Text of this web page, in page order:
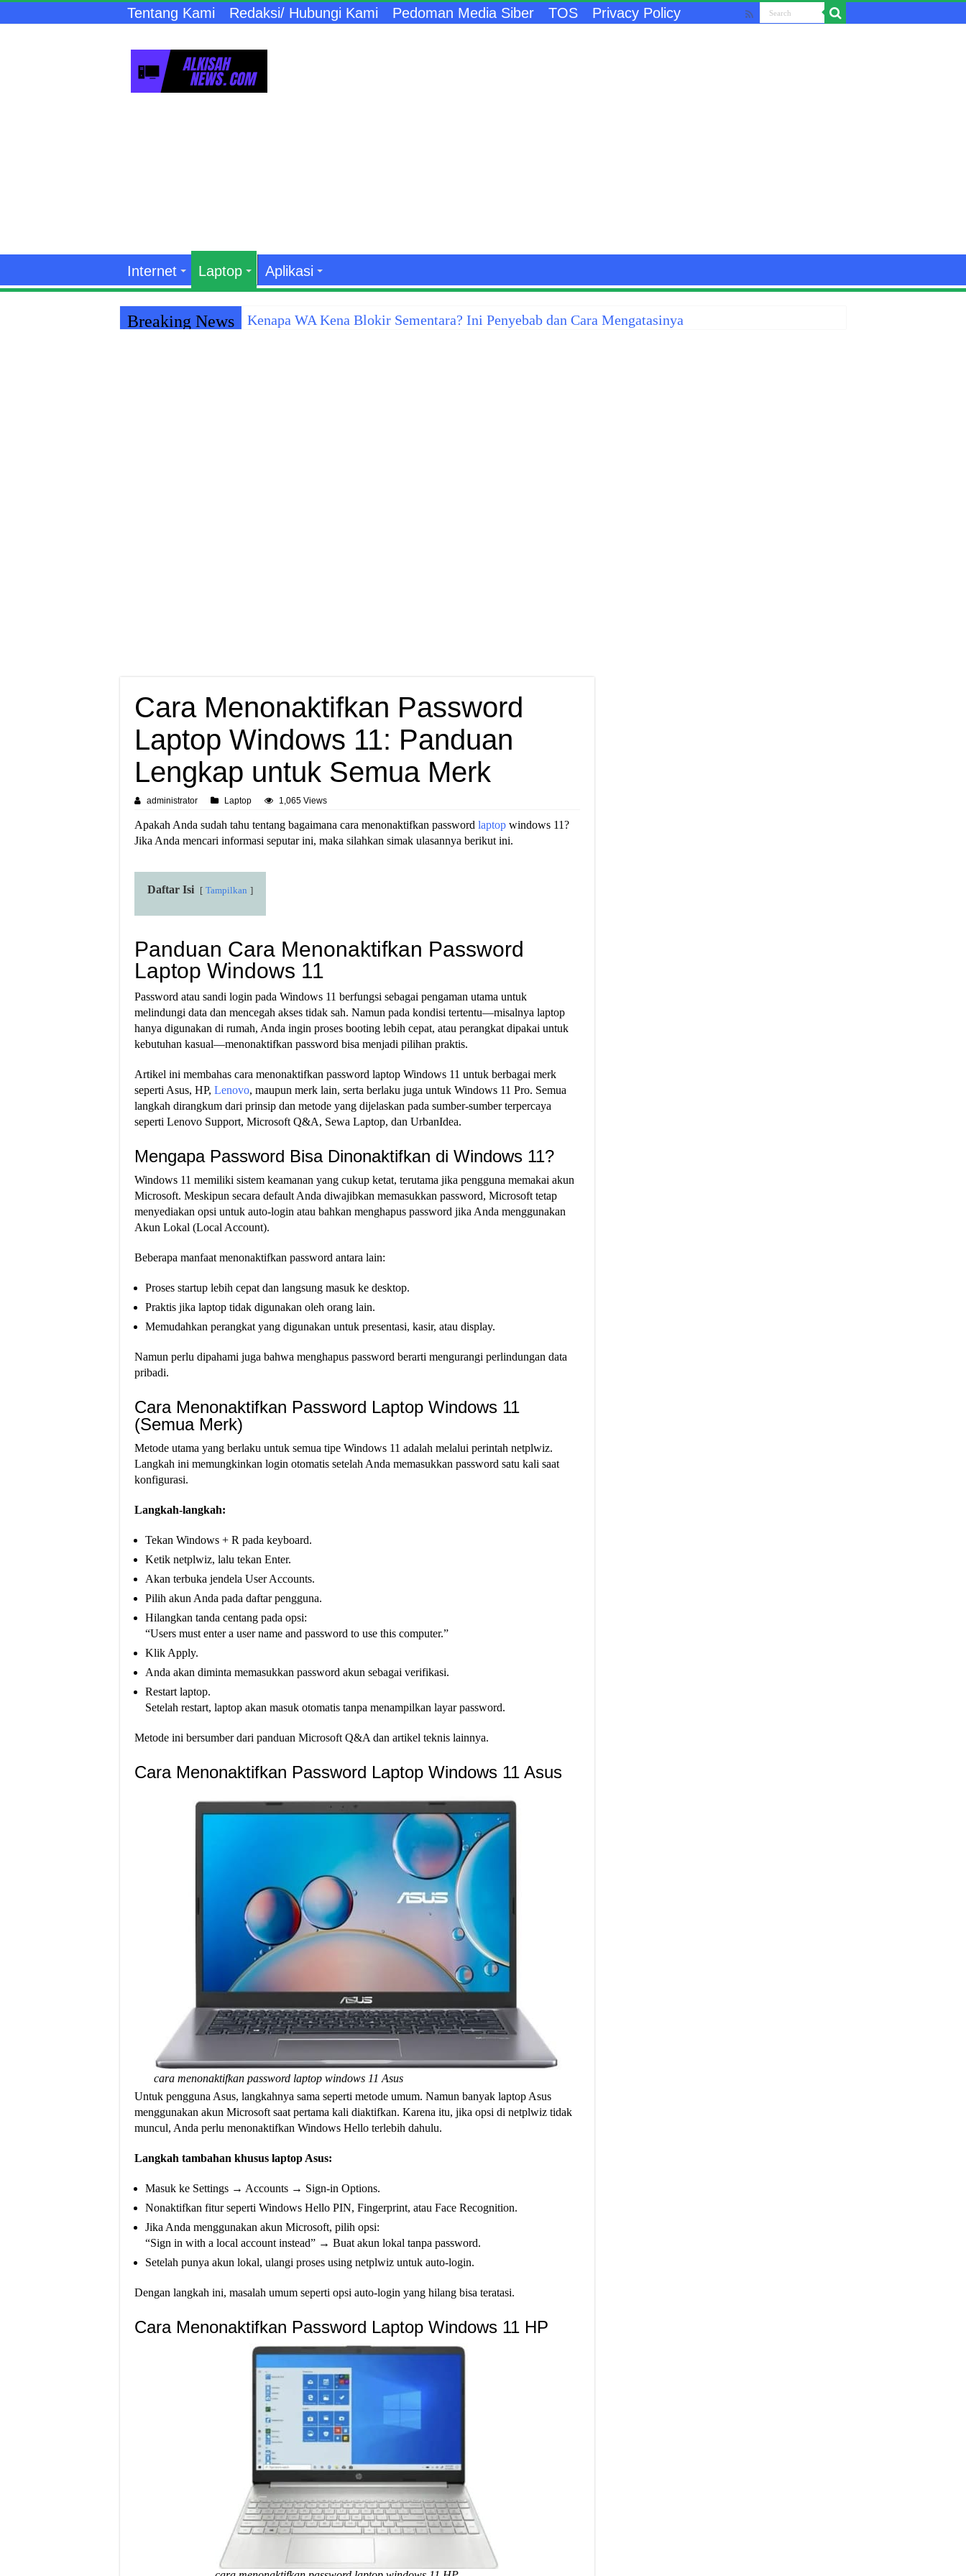
Tentang Kami Redaksi/ Hubungi Kami Pedoman Media Siber TOS Privacy Policy
Internet Laptop Aplikasi
Breaking News Kenapa WA Kena Blokir Sementara? Ini Penyebab dan Cara Mengatasinya
Cara Menonaktifkan Password
Laptop Windows 11: Panduan
Lengkap untuk Semua Merk
administrator Laptop 1,065 Views
Apakah Anda sudah tahu tentang bagaimana cara menonaktifkan password laptop windows 11?
Jika Anda mencari informasi seputar ini, maka silahkan simak ulasannya berikut ini.
Daftar Isi Tampilkan
Panduan Cara Menonaktifkan Password
Laptop Windows 11
Password atau sandi login pada Windows 11 berfungsi sebagai pengaman utama untuk
melindungi data dan mencegah akses tidak sah. Namun pada kondisi tertentu—misalnya laptop
hanya digunakan di rumah, Anda ingin proses booting lebih cepat, atau perangkat dipakai untuk
kebutuhan kasual—menonaktifkan password bisa menjadi pilihan praktis.
Artikel ini membahas cara menonaktifkan password laptop Windows 11 untuk berbagai merk
seperti Asus, HP, Lenovo, maupun merk lain, serta berlaku juga untuk Windows 11 Pro. Semua
langkah dirangkum dari prinsip dan metode yang dijelaskan pada sumber-sumber terpercaya
seperti Lenovo Support, Microsoft Q&A, Sewa Laptop, dan UrbanIdea.
Mengapa Password Bisa Dinonaktifkan di Windows 11?
Windows 11 memiliki sistem keamanan yang cukup ketat, terutama jika pengguna memakai akun
Microsoft. Meskipun secara default Anda diwajibkan memasukkan password, Microsoft tetap
menyediakan opsi untuk auto-login atau bahkan menghapus password jika Anda menggunakan
Akun Lokal (Local Account).
Beberapa manfaat menonaktifkan password antara lain:
Proses startup lebih cepat dan langsung masuk ke desktop.
Praktis jika laptop tidak digunakan oleh orang lain.
Memudahkan perangkat yang digunakan untuk presentasi, kasir, atau display.
Namun perlu dipahami juga bahwa menghapus password berarti mengurangi perlindungan data
pribadi.
Cara Menonaktifkan Password Laptop Windows 11
(Semua Merk)
Metode utama yang berlaku untuk semua tipe Windows 11 adalah melalui perintah netplwiz.
Langkah ini memungkinkan login otomatis setelah Anda memasukkan password satu kali saat
konfigurasi.
Langkah-langkah:
Tekan Windows + R pada keyboard.
Ketik netplwiz, lalu tekan Enter.
Akan terbuka jendela User Accounts.
Pilih akun Anda pada daftar pengguna.
Hilangkan tanda centang pada opsi:
“Users must enter a user name and password to use this computer.”
Klik Apply.
Anda akan diminta memasukkan password akun sebagai verifikasi.
Restart laptop.
Setelah restart, laptop akan masuk otomatis tanpa menampilkan layar password.
Metode ini bersumber dari panduan Microsoft Q&A dan artikel teknis lainnya.
Cara Menonaktifkan Password Laptop Windows 11 Asus
cara menonaktifkan password laptop windows 11 Asus
Untuk pengguna Asus, langkahnya sama seperti metode umum. Namun banyak laptop Asus
menggunakan akun Microsoft saat pertama kali diaktifkan. Karena itu, jika opsi di netplwiz tidak
muncul, Anda perlu menonaktifkan Windows Hello terlebih dahulu.
Langkah tambahan khusus laptop Asus:
Masuk ke Settings → Accounts → Sign-in Options.
Nonaktifkan fitur seperti Windows Hello PIN, Fingerprint, atau Face Recognition.
Jika Anda menggunakan akun Microsoft, pilih opsi:
“Sign in with a local account instead” → Buat akun lokal tanpa password.
Setelah punya akun lokal, ulangi proses using netplwiz untuk auto-login.
Dengan langkah ini, masalah umum seperti opsi auto-login yang hilang bisa teratasi.
Cara Menonaktifkan Password Laptop Windows 11 HP